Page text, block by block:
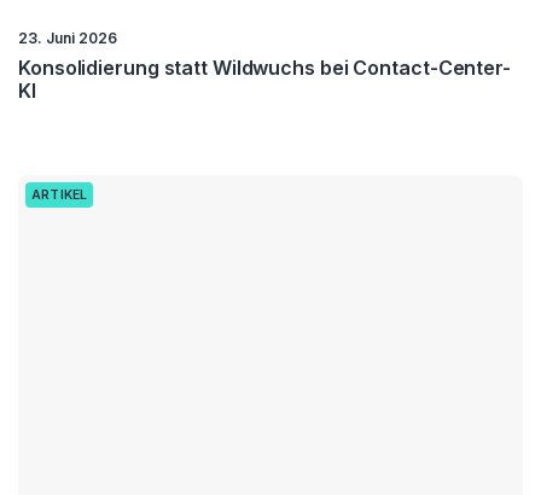
23. Juni 2026
Konsolidierung statt Wildwuchs bei Contact-Center-
KI
ARTIKEL